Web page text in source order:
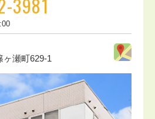
3981
ヶ瀬町629-1